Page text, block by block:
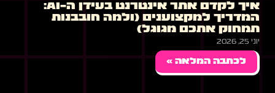
איך לקדם אתר אינטרנט בעידן ה-AI:
המדריך למקצוענים (ולמה חובבנות
תמחוק אתכם מגוגל)
יוני 25, 2026
לכתבה המלאה »